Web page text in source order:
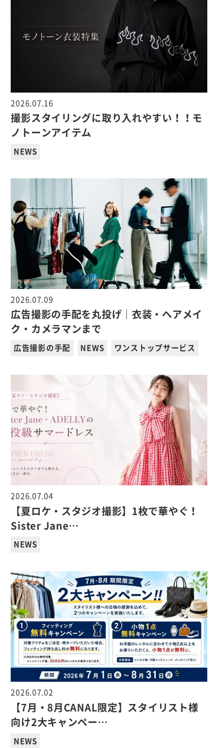
2026.07.16
撮影スタイリングに取り入れやすい！！モ
ノトーンアイテム
NEWS
2026.07.09
広告撮影の手配を丸投げ｜衣装・ヘアメイ
ク・カメラマンまで
広告撮影の手配 NEWS ワンストップサービス
2026.07.04
【夏ロケ・スタジオ撮影】1枚で華やぐ！
Sister Jane…
NEWS
2026.07.02
【7月・8月CANAL限定】スタイリスト様
向け2大キャンペー…
NEWS